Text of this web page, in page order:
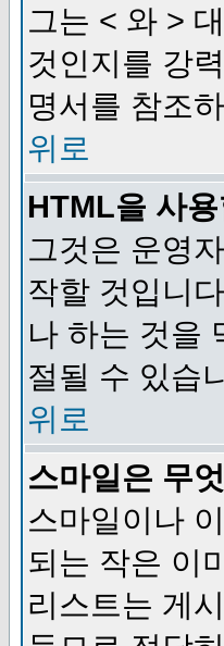
그는 < 와 >
것인지를 강
명서를 참조
위로
HTML을 사
그것은 운영
작할 것입니
나 하는 것을
절될 수 있습
위로
스마일은 무
스마일이나
되는 작은 이
리스트는 게